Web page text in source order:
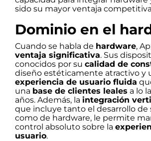
sido su mayor ventaja
Dominio en el
Cuando se habla de hardware,
ventaja significativa. Sus
conocidos por su calidad de
diseño estéticamente atractivo y
experiencia de usuario fluida
una base de clientes leales a lo
años. Además, la integración
que incluye tanto el desarrollo de
como de hardware, le permite
control absoluto sobre la
usuario.